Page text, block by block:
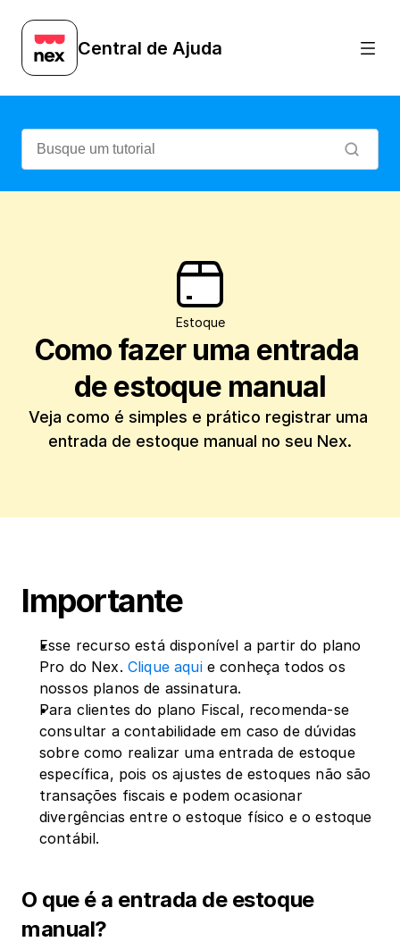
Central de Ajuda
Estoque
Como fazer uma entrada
de estoque manual
Veja como é simples e prático registrar uma
Importante
Esse recurso está disponível a partir do plano
Pro do Nex. Clique aqui e conheça todos os
nossos planos de assinatura.
Para clientes do plano Fiscal, recomenda-se
consultar a contabilidade em caso de dúvidas
sobre como realizar uma entrada de estoque
específica, pois os ajustes de estoques não são
transações fiscais e podem ocasionar
divergências entre o estoque físico e o estoque
contábil.
O que é a entrada de estoque
manual?